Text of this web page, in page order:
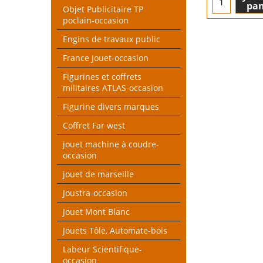
Objet Publicitaire TP
poclain-occasion
Engins de travaux public
France Jouet-occasion
Figurines et coffrets
militaires ATLAS-occasion
Figurine divers marques
Coffret Far west
jouet machine à coudre-
occasion
jouet de marseille
Joustra-occasion
Jouet Mont Blanc
Jouets Tôle, Automate-bois
Labeur Scientifique-
occasion